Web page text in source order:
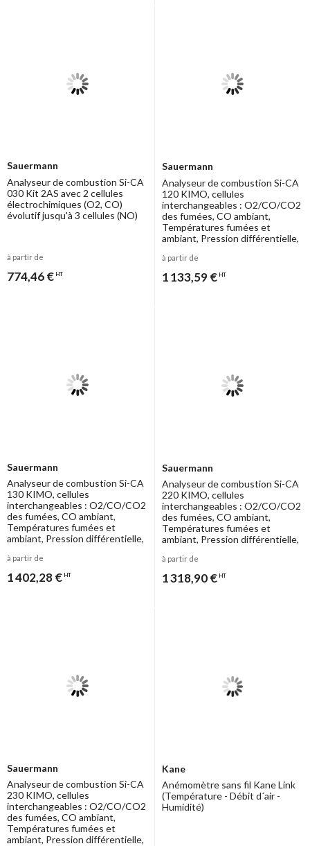
Sauermann
Analyseur de combustion Si-CA
030 Kit 2AS avec 2 cellules
électrochimiques (O2, CO)
évolutif jusqu'à 3 cellules (NO)
à partir de
774,46 € HT
Sauermann
Analyseur de combustion Si-CA
120 KIMO, cellules
interchangeables : O2/CO/CO2
des fumées, CO ambiant,
Températures fumées et
ambiant, Pression différentielle,
à partir de
1 133,59 € HT
Sauermann
Analyseur de combustion Si-CA
130 KIMO, cellules
interchangeables : O2/CO/CO2
des fumées, CO ambiant,
Températures fumées et
ambiant, Pression différentielle,
à partir de
1 402,28 € HT
Sauermann
Analyseur de combustion Si-CA
220 KIMO, cellules
interchangeables : O2/CO/CO2
des fumées, CO ambiant,
Températures fumées et
ambiant, Pression différentielle,
à partir de
1 318,90 € HT
Sauermann
Analyseur de combustion Si-CA
230 KIMO, cellules
interchangeables : O2/CO/CO2
des fumées, CO ambiant,
Températures fumées et
ambiant, Pression différentielle,
Kane
Anémomètre sans fil Kane Link
(Température - Débit d´air -
Humidité)